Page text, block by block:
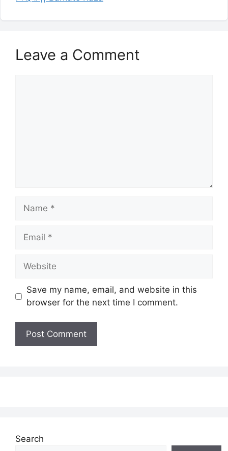
Leave a Comment
Name
Email
Website
Save my name, email, and website in this
browser for the next time I comment.
Search